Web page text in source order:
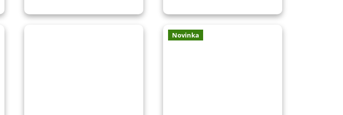
vybraného ovoce – najdete...
přírodních dobrot, mezi...
Novinka